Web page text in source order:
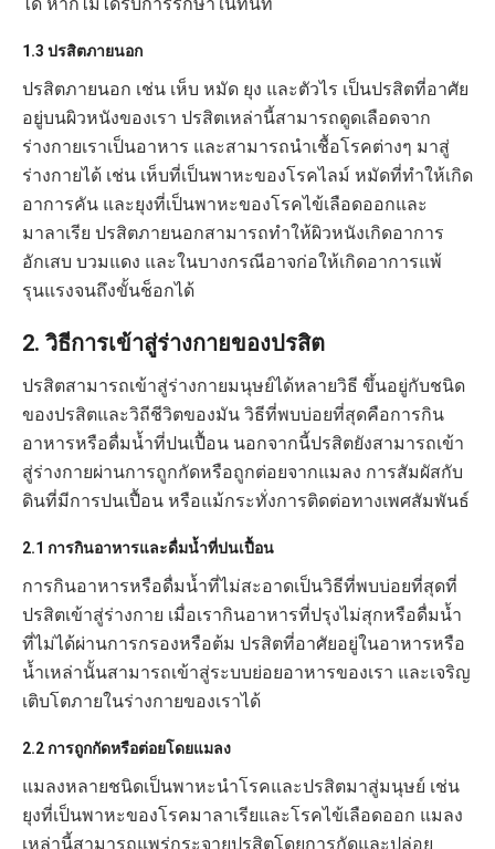
1.3 ปรสิตภายนอก
ปรสิตภายนอก เช่น เห็บ หมัด ยุง และตัวไร เป็นปรสิตที่อาศัย
อยู่บนผิวหนังของเรา ปรสิตเหล่านี้สามารถดูดเลือดจาก
ร่างกายเราเป็นอาหาร และสามารถนำเชื้อโรคต่างๆ มาสู่
ร่างกายได้ เช่น เห็บที่เป็นพาหะของโรคไลม์ หมัดที่ทำให้เกิด
อาการคัน และยุงที่เป็นพาหะของโรคไข้เลือดออกและ
มาลาเรีย ปรสิตภายนอกสามารถทำให้ผิวหนังเกิดอาการ
อักเสบ บวมแดง และในบางกรณีอาจก่อให้เกิดอาการแพ้
รุนแรงจนถึงขั้นช็อกได้
2. วิธีการเข้าสู่ร่างกายของปรสิต
ปรสิตสามารถเข้าสู่ร่างกายมนุษย์ได้หลายวิธี ขึ้นอยู่กับชนิด
ของปรสิตและวิถีชีวิตของมัน วิธีที่พบบ่อยที่สุดคือการกิน
อาหารหรือดื่มน้ำที่ปนเปื้อน นอกจากนี้ปรสิตยังสามารถเข้า
สู่ร่างกายผ่านการถูกกัดหรือถูกต่อยจากแมลง การสัมผัสกับ
ดินที่มีการปนเปื้อน หรือแม้กระทั่งการติดต่อทางเพศสัมพันธ์
2.1 การกินอาหารและดื่มน้ำที่ปนเปื้อน
การกินอาหารหรือดื่มน้ำที่ไม่สะอาดเป็นวิธีที่พบบ่อยที่สุดที่
ปรสิตเข้าสู่ร่างกาย เมื่อเรากินอาหารที่ปรุงไม่สุกหรือดื่มน้ำ
ที่ไม่ได้ผ่านการกรองหรือต้ม ปรสิตที่อาศัยอยู่ในอาหารหรือ
น้ำเหล่านั้นสามารถเข้าสู่ระบบย่อยอาหารของเรา และเจริญ
เติบโตภายในร่างกายของเราได้
2.2 การถูกกัดหรือต่อยโดยแมลง
แมลงหลายชนิดเป็นพาหะนำโรคและปรสิตมาสู่มนุษย์ เช่น
ยุงที่เป็นพาหะของโรคมาลาเรียและโรคไข้เลือดออก แมลง
เหล่านี้สามารถแพร่กระจายปรสิตโดยการกัดและปล่อย